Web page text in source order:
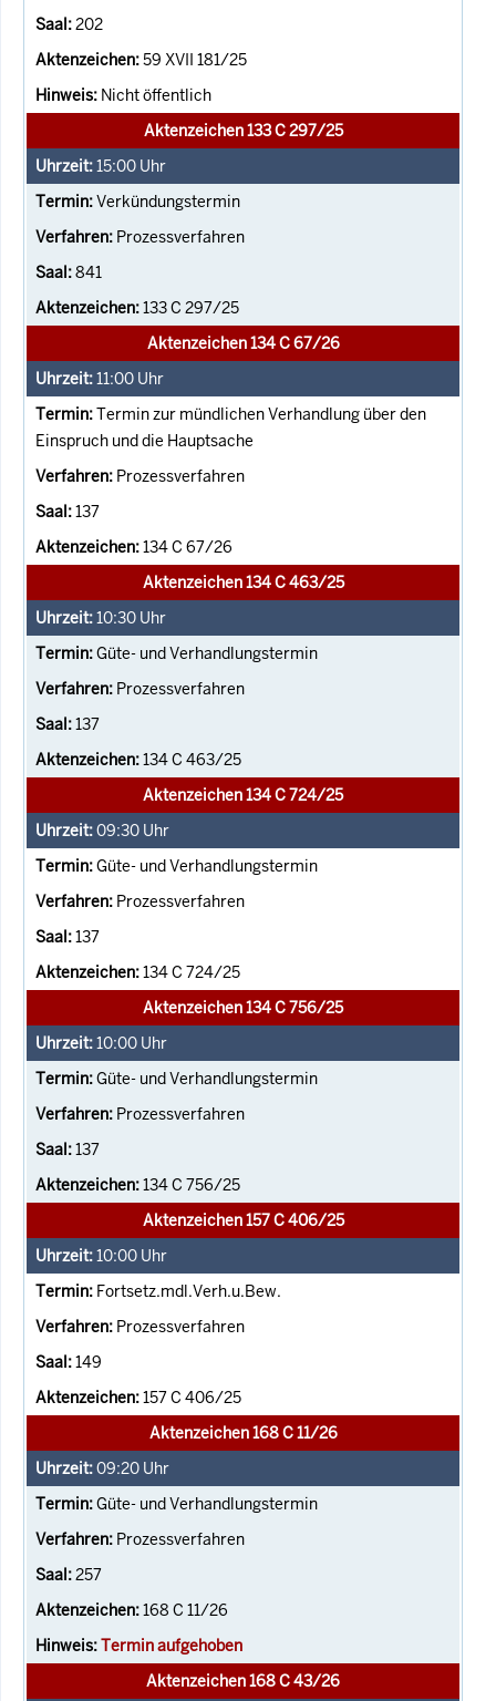
202
59 XVII 181/25
Nicht öffentlich
Aktenzeichen 133 C 297/25
15:00 Uhr
Verkündungstermin
Prozessverfahren
841
133 C 297/25
Aktenzeichen 134 C 67/26
11:00 Uhr
Termin zur mündlichen Verhandlung über den
Einspruch und die Hauptsache
Prozessverfahren
137
134 C 67/26
Aktenzeichen 134 C 463/25
10:30 Uhr
Güte- und Verhandlungstermin
Prozessverfahren
137
134 C 463/25
Aktenzeichen 134 C 724/25
09:30 Uhr
Güte- und Verhandlungstermin
Prozessverfahren
137
134 C 724/25
Aktenzeichen 134 C 756/25
10:00 Uhr
Güte- und Verhandlungstermin
Prozessverfahren
137
134 C 756/25
Aktenzeichen 157 C 406/25
10:00 Uhr
Fortsetz.mdl.Verh.u.Bew.
Prozessverfahren
149
157 C 406/25
Aktenzeichen 168 C 11/26
09:20 Uhr
Güte- und Verhandlungstermin
Prozessverfahren
257
168 C 11/26
Termin aufgehoben
Aktenzeichen 168 C 43/26